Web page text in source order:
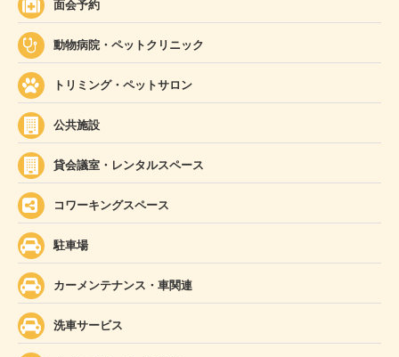
面会予約
動物病院・ペットクリニック
トリミング・ペットサロン
公共施設
貸会議室・レンタルスペース
コワーキングスペース
駐車場
カーメンテナンス・車関連
洗車サービス